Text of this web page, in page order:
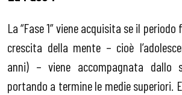
La “Fase 1” viene acquisita se il
crescita della mente – cioè
anni) – viene accompagnata dallo
portando a termine le medie superiori.